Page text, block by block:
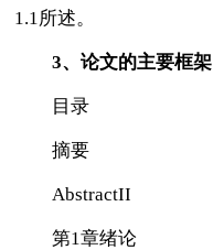
1.1所述。
3、论文的主要框架
目录
摘要
AbstractII
第1章绪论